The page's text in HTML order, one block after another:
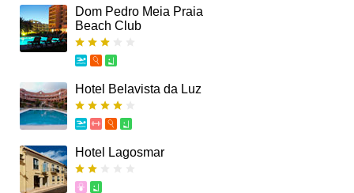
Dom Pedro Meia Praia
Beach Club
Hotel Belavista da Luz
Hotel Lagosmar